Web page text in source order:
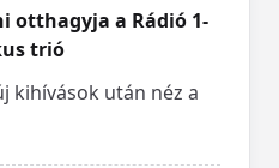
otthagyja a Rádió 1-
trió
kihívások után néz a